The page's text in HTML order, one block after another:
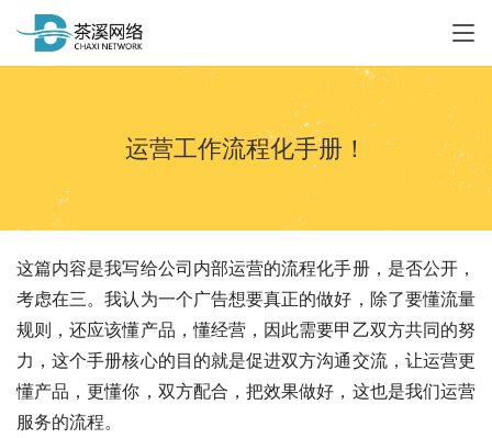
运营工作流程化手册！
这篇内容是我写给公司内部运营的流程化手册，是否公开，
考虑在三。我认为一个广告想要真正的做好，除了要懂流量
规则，还应该懂产品，懂经营，因此需要甲乙双方共同的努
力，这个手册核心的目的就是促进双方沟通交流，让运营更
懂产品，更懂你，双方配合，把效果做好，这也是我们运营
服务的流程。